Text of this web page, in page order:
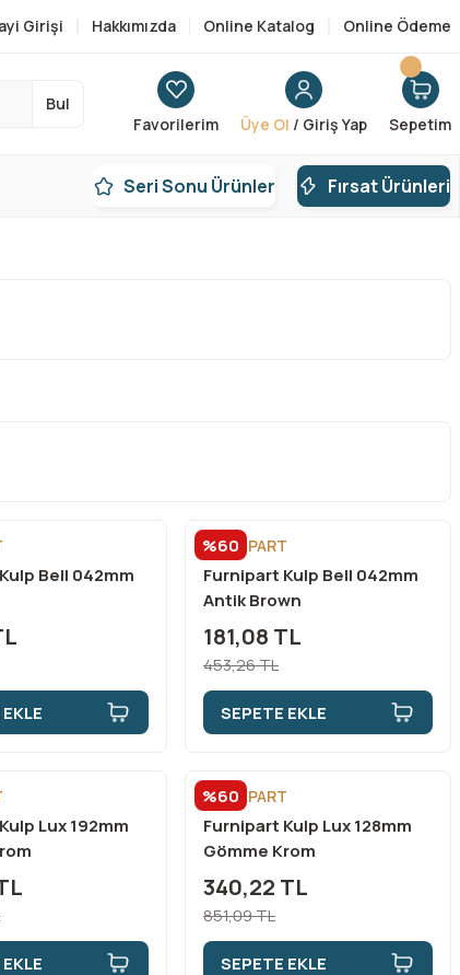
Girişi Hakkımızda Online Katalog Online Ödeme
Bul
Favorilerim
Üye Ol / Giriş Yap Sepetim
Seri Sonu Ürünler Fırsat Ürünleri
Bell 042mm
%60
FURNİPART
Furnipart Kulp Bell 042mm
Antik Brown
181,08 TL
453,26 TL
SEPETE EKLE
Lux 192mm
%60
FURNİPART
Furnipart Kulp Lux 128mm
Gömme Krom
340,22 TL
851,09 TL
SEPETE EKLE